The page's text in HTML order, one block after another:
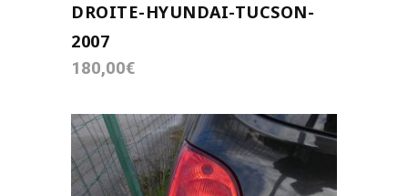
DROITE-HYUNDAI-TUCSON-
2007
180,00€